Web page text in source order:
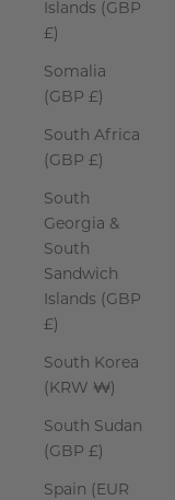
Islands (GBP
£)
Somalia
(GBP £)
South Africa
(GBP £)
South
Georgia &
South
Sandwich
Islands (GBP
£)
South Korea
(KRW ₩)
South Sudan
(GBP £)
Spain (EUR